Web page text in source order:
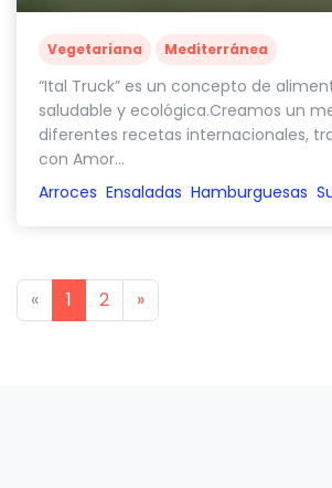
Vegetariana Mediterránea
“Ital Truck” es un concepto de
saludable y ecológica.Creamos un
diferentes recetas internacionales,
con Amor...
Arroces Ensaladas Hamburguesas
«Previous
1 2 »Next